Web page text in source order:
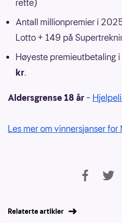
rette)
Antall millionpremier i
Lotto + 149 på
Høyeste premieutbetaling
kr.
Aldersgrense 18 år –
Les mer om vinnersjanser
Relaterte artikler